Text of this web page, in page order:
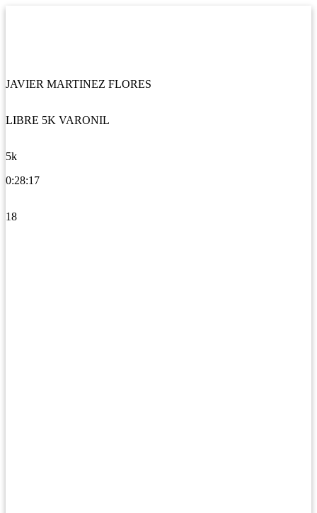
JAVIER MARTINEZ FLORES
LIBRE 5K VARONIL
5k
0:28:17
18